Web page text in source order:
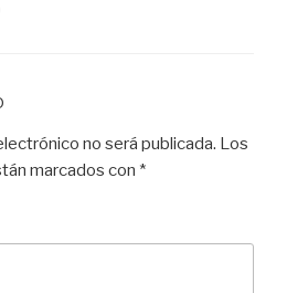
no será publicada. Los
marcados con *